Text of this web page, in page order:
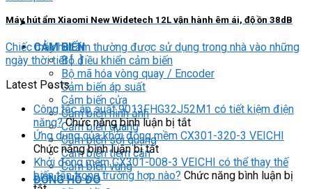
CẢM BIẾN
Bộ điều khiển cảm biến
Bộ mã hóa vòng quay / Encoder
Cảm biến áp suất
Cảm biến cửa
Cảm biến hình ảnh
Cảm biến quang
Cảm biến sợi quang
Cảm biến tiệm cận
Cảm biến vùng
ĐỒNG HỒ ĐO
Máy hút ẩm Xiaomi New Widetech 12L vận hành êm ái, độ ồn 38dB
Chiếc máy hút ẩm thường được sử dụng trong nhà vào những
ngày thời tiết [...]
Latest Posts
Công tắc áp suất 9013FHG32J52M1 có tiết kiệm điện
năng? Chức năng bình luận bị tắtở
Công
áp
suất
Ứng dụng của khởi động mềm CX301-320-3 VEICHI
Chức năng bình luận bị tắtở
Ứng
dụng
Khởi động mềm CX301-008-3 VEICHI có thể thay thế
biến tần trong trường hợp nào? Chức năng bình luận bị